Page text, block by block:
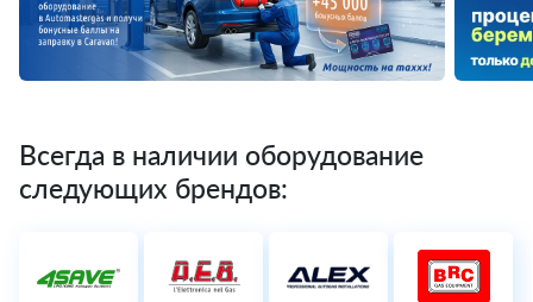
Всегда в наличии оборудование
следующих брендов: